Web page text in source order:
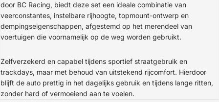
door BC Racing, biedt deze set een ideale combinatie van
veerconstantes, instelbare rijhoogte, topmount-ontwerp en
dempingseigenschappen, afgestemd op het merendeel van
voertuigen die voornamelijk op de weg worden gebruikt.
Zelfverzekerd en capabel tijdens sportief straatgebruik en
trackdays, maar met behoud van uitstekend rijcomfort. Hierdoor
blijft de auto prettig in het dagelijks gebruik en tijdens lange ritten,
zonder hard of vermoeiend aan te voelen.